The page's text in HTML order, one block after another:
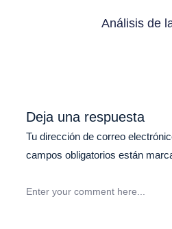
Análisis de
Deja una respuesta
Tu dirección de correo
campos obligatorios están